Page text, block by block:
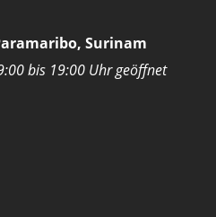
Surinam
bis 19:00 Uhr geöffnet